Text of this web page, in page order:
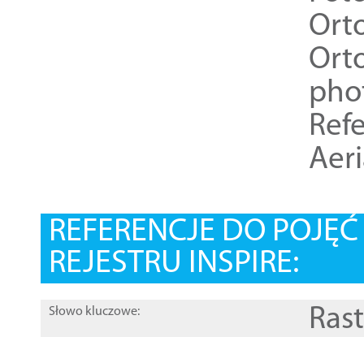
REFERENCJE DO
REJESTRU INSPIRE:
Słowo kluczowe: